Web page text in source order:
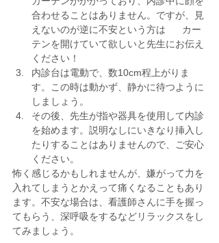
合わせることはありません。ですが、見
えないのが逆に不安という方は      カー
テンを開けていて欲しいと先生にお伝え
ください！
内診台は電動で、数10cm程上がりま
す。この時は動かず、静かに待つように
しましょう。
その後、先生が指や器具を使用して内診
を始めます。説明なしにいきなり挿入し
たりすることはありませんので、ご安心
ください。
怖く感じるかもしれませんが、嫌がって力を
入れてしまうとかえって痛くなることもあり
ます。不安な場合は、看護師さんに手を握っ
てもらう、深呼吸をするなどリラックスをし
てみましょう。